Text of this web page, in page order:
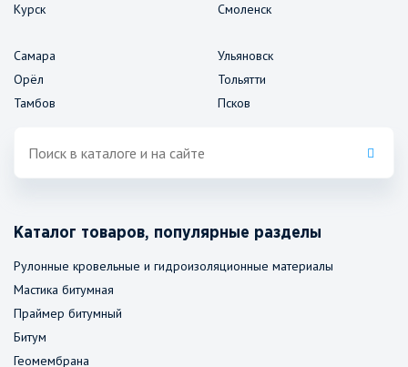
Курск
Смоленск
Самара
Орёл
Тамбов
Ульяновск
Тольятти
Псков
Каталог товаров, популярные разделы
Рулонные кровельные и гидроизоляционные материалы
Мастика битумная
Праймер битумный
Битум
Геомембрана